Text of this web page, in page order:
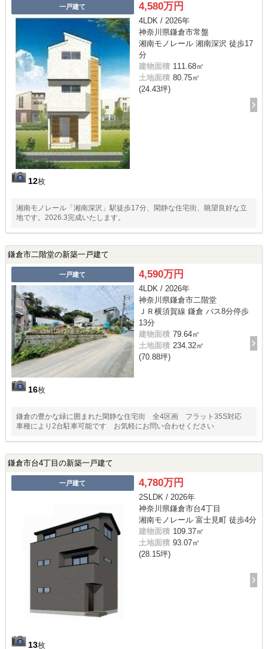
一戸建て
12枚
4,580万円
4LDK / 2026年
神奈川県鎌倉市常盤
湘南モノレール 湘南深沢 徒歩17
分
建物面積 111.68㎡
土地面積 80.75㎡
(24.43坪)
湘南モノレール「湘南深沢」駅徒歩17分、閑静な住宅街、眺望良好な立
地です。2026.3完成いたします。
鎌倉市二階堂の新築一戸建て
一戸建て
16枚
4,590万円
4LDK / 2026年
神奈川県鎌倉市二階堂
ＪＲ横須賀線 鎌倉 バス8分停歩
13分
建物面積 79.64㎡
土地面積 234.32㎡
(70.88坪)
鎌倉の豊かな緑に囲まれた閑静な住宅街 全4区画 フラット35S対応
車種により2台駐車可能です お気軽にお問い合わせください
鎌倉市台4丁目の新築一戸建て
一戸建て
13枚
4,780万円
2SLDK / 2026年
神奈川県鎌倉市台4丁目
湘南モノレール 富士見町 徒歩4分
建物面積 109.37㎡
土地面積 93.07㎡
(28.15坪)